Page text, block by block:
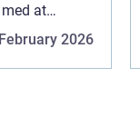
at
en du2026